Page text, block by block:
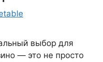
выбор для
— это не просто